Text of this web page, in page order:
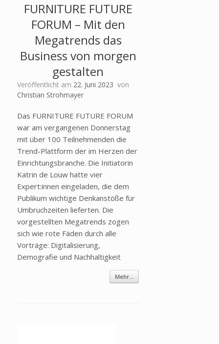
FURNITURE FUTURE
FORUM – Mit den
Megatrends das
Business von morgen
gestalten
Veröffentlicht am 22. Juni 2023 von
Christian Strohmayer
Das FURNITURE FUTURE FORUM
war am vergangenen Donnerstag
mit über 100 Teilnehmenden die
Trend-Plattform der im Herzen der
Einrichtungsbranche. Die Initiatorin
Katrin de Louw hatte vier
Expert:innen eingeladen, die dem
Publikum wichtige Denkanstöße für
Umbruchzeiten lieferten. Die
vorgestellten Megatrends zogen
sich wie rote Fäden durch alle
Vorträge: Digitalisierung,
Demografie und Nachhaltigkeit
Mehr...